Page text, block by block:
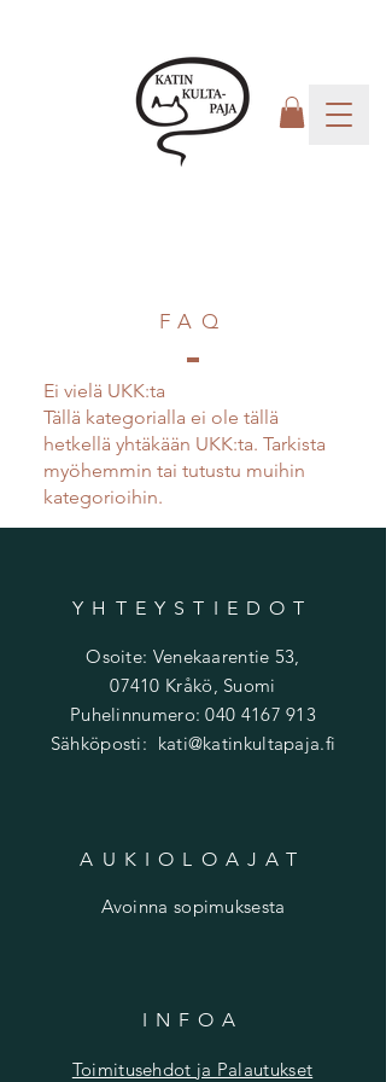
FAQ
Ei vielä UKK:ta
Tällä kategorialla ei ole tällä
hetkellä yhtäkään UKK:ta. Tarkista
myöhemmin tai tutustu muihin
kategorioihin.
YHTEYSTIEDOT
Osoite: Venekaarentie 53,
07410 Kråkö, Suomi
Puhelinnumero:040 4167 913
Sähköposti: kati@katinkultapaja.fi
AUKIOLOAJAT
Avoinna sopimuksesta
INFOA
Toimitusehdot ja Palautukset